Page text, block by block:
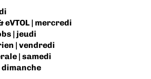
eVTOL | mercredi
| jeudi
| vendredi
| samedi
dimanche